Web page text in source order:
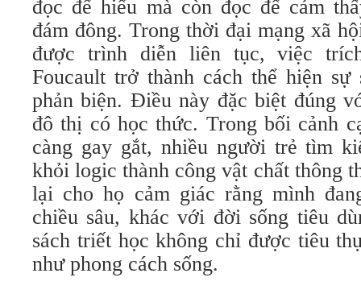
đọc để hiểu mà còn đọc để cảm
đám đông. Trong thời đại mạng xã
được trình diễn liên tục, việc
Foucault trở thành cách thể hiện
phản biện. Điều này đặc biệt đúng
đô thị có học thức. Trong bối cảnh
càng gay gắt, nhiều người trẻ tìm
khỏi logic thành công vật chất thông
lại cho họ cảm giác rằng mình
chiều sâu, khác với đời sống tiêu
sách triết học không chỉ được tiêu
như phong cách sống.